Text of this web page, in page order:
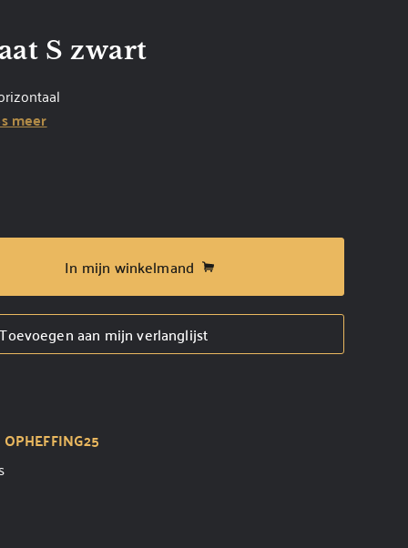
S zwart
meer
In mijn winkelmand
Toevoegen aan mijn verlanglijst
OPHEFFING25